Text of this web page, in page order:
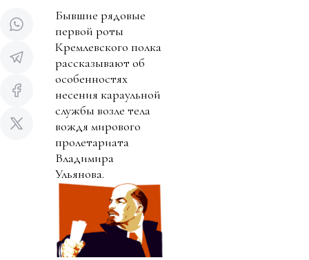
Бывшие рядовые
первой роты
Кремлевского полка
рассказывают об
особенностях
несения караульной
службы возле тела
вождя мирового
пролетариата
Владимира
Ульянова.